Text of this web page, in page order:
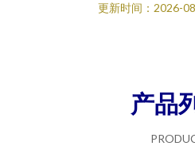
更新时间：2026-
产品